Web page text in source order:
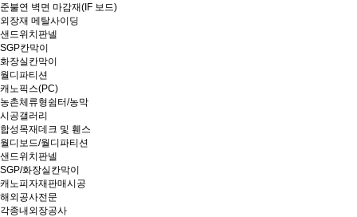
준불연 벽면 마감재(IF 보드)
외장재 메탈사이딩
샌드위치판넬
SGP칸막이
화장실칸막이
월디파티션
캐노픽스(PC)
농촌체류형쉼터/농막
시공갤러리
합성목재데크 및 휀스
월디보드/월디파티션
샌드위치판넬
SGP/화장실칸막이
캐노피자재판매시공
해외공사전문
각종내외장공사